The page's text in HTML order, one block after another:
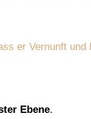
er Vernunft
Ebene.